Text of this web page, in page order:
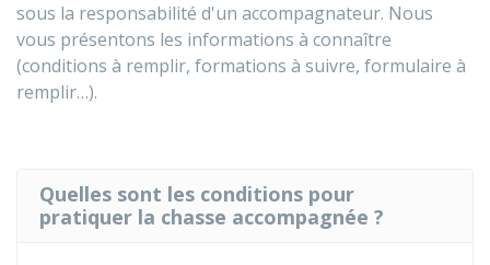
sous la responsabilité d'un accompagnateur. Nous
vous présentons les informations à connaître
(conditions à remplir, formations à suivre, formulaire à
remplir…).
Quelles sont les conditions pour
pratiquer la chasse accompagnée ?